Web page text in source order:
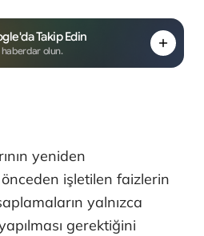
Takip Edin
olun.
yeniden
önceden işletilen faizlerin
yalnızca
gerektiğini